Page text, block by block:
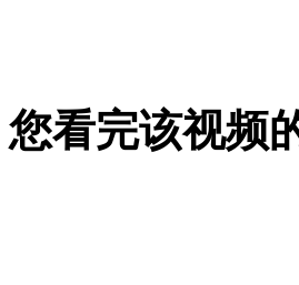
您看完该视频